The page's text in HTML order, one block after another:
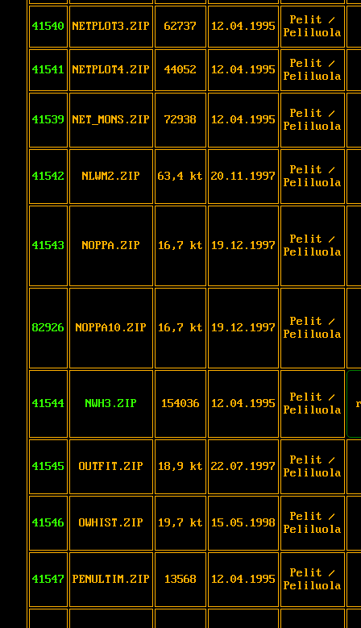
41540 NETPLOT3.ZIP 62737 12.04.1995
Pelit /
Peliluola
41541 NETPLOT4.ZIP 44052 12.04.1995
Pelit /
Peliluola
41539 NET_MONS.ZIP 72938 12.04.1995
Pelit /
Peliluola
41542 NLWM2.ZIP 63,4 kt 20.11.1997
Pelit /
Peliluola
41543 NOPPA.ZIP 16,7 kt 19.12.1997
Pelit /
Peliluola
82926 NOPPA10.ZIP 16,7 kt 19.12.1997
Pelit /
Peliluola
41544 NWH3.ZIP 154036 12.04.1995
Pelit /
Peliluola
41545 OUTFIT.ZIP 18,9 kt 22.07.1997
Pelit /
Peliluola
41546 OWHIST.ZIP 19,7 kt 15.05.1998
Pelit /
Peliluola
41547 PENULTIM.ZIP 13568 12.04.1995
Pelit /
Peliluola